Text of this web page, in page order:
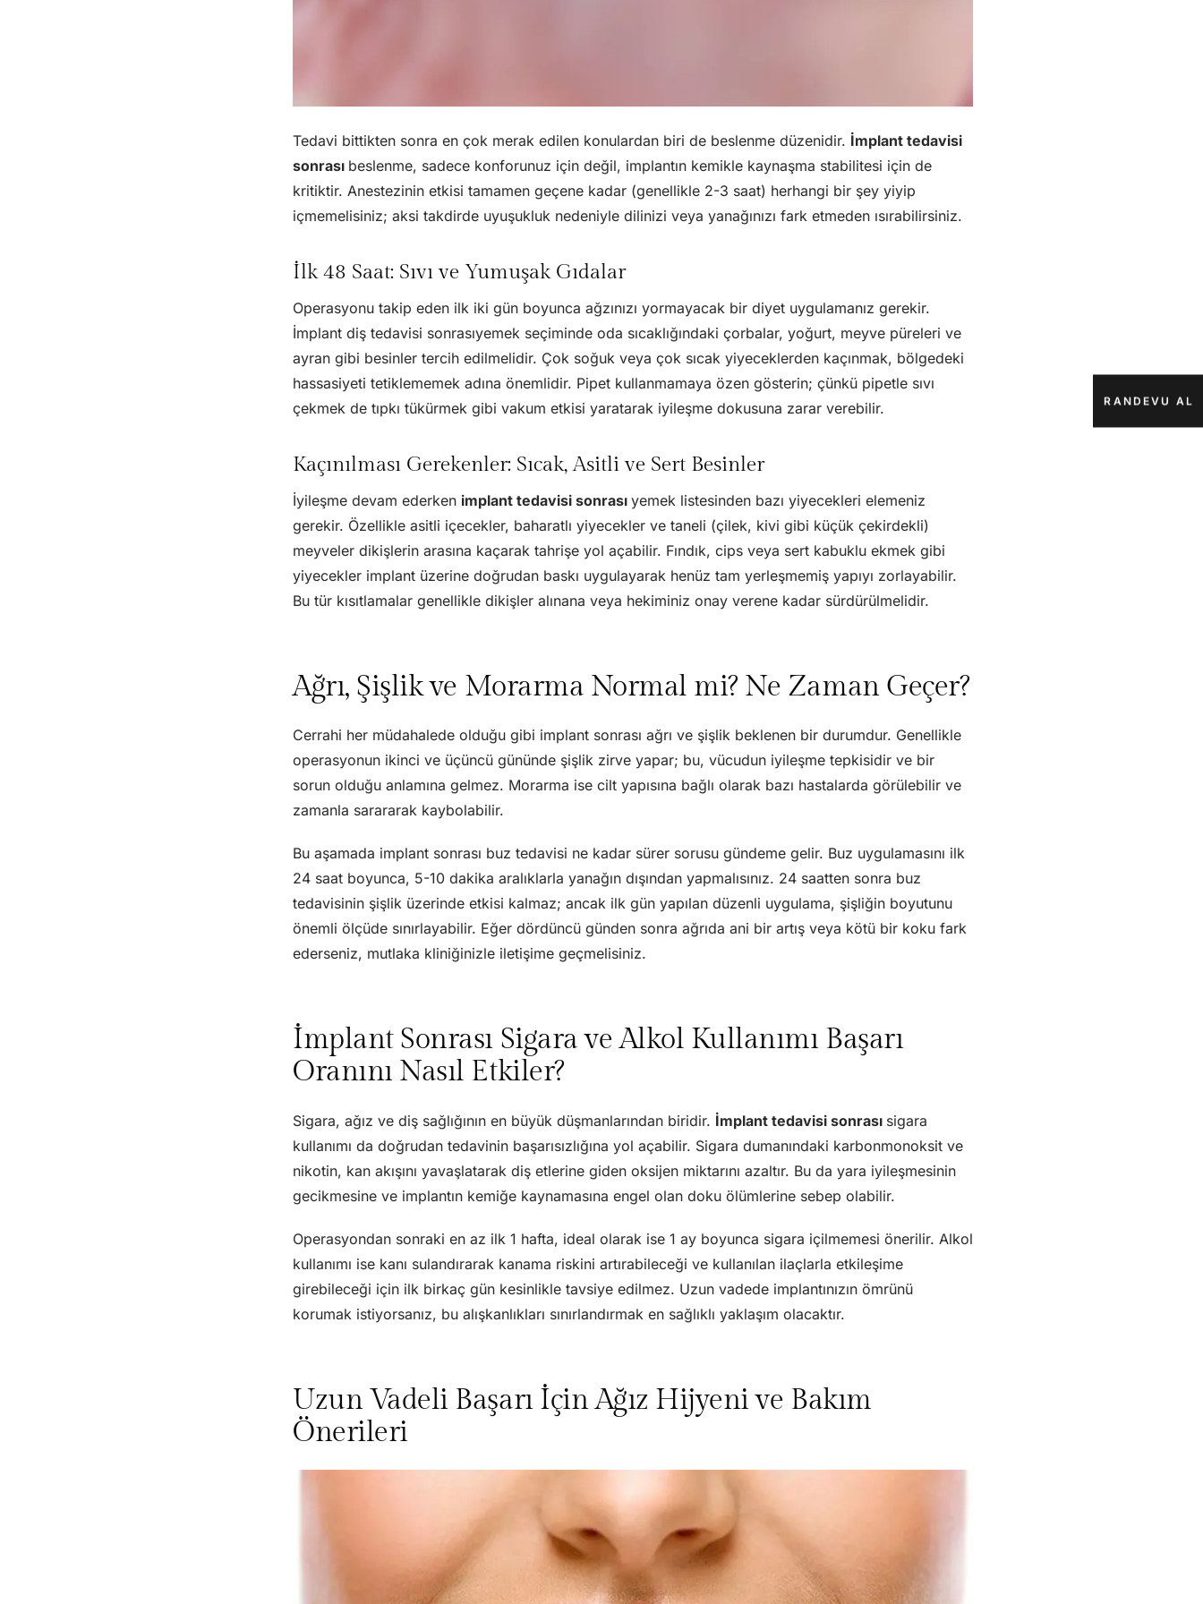
Tedavi bittikten sonra en çok merak edilen konulardan biri de beslenme düzenidir. İmplant tedavisi
sonrası beslenme, sadece konforunuz için değil, implantın kemikle kaynaşma stabilitesi için de
kritiktir. Anestezinin etkisi tamamen geçene kadar (genellikle 2-3 saat) herhangi bir şey yiyip
içmemelisiniz; aksi takdirde uyuşukluk nedeniyle dilinizi veya yanağınızı fark etmeden ısırabilirsiniz.
İlk 48 Saat: Sıvı ve Yumuşak Gıdalar
Operasyonu takip eden ilk iki gün boyunca ağzınızı yormayacak bir diyet uygulamanız gerekir.
İmplant diş tedavisi sonrasıyemek seçiminde oda sıcaklığındaki çorbalar, yoğurt, meyve püreleri ve
ayran gibi besinler tercih edilmelidir. Çok soğuk veya çok sıcak yiyeceklerden kaçınmak, bölgedeki
hassasiyeti tetiklememek adına önemlidir. Pipet kullanmamaya özen gösterin; çünkü pipetle sıvı
çekmek de tıpkı tükürmek gibi vakum etkisi yaratarak iyileşme dokusuna zarar verebilir.
Kaçınılması Gerekenler: Sıcak, Asitli ve Sert Besinler
İyileşme devam ederken implant tedavisi sonrasıyemek listesinden bazı yiyecekleri elemeniz
gerekir. Özellikle asitli içecekler, baharatlı yiyecekler ve taneli (çilek, kivi gibi küçük çekirdekli)
meyveler dikişlerin arasına kaçarak tahrişe yol açabilir. Fındık, cips veya sert kabuklu ekmek gibi
yiyecekler implant üzerine doğrudan baskı uygulayarak henüz tam yerleşmemiş yapıyı zorlayabilir.
Bu tür kısıtlamalar genellikle dikişler alınana veya hekiminiz onay verene kadar sürdürülmelidir.
Ağrı, Şişlik ve Morarma Normal mi? Ne Zaman Geçer?
Cerrahi her müdahalede olduğu gibi implant sonrası ağrı ve şişlik beklenen bir durumdur. Genellikle
operasyonun ikinci ve üçüncü gününde şişlik zirve yapar; bu, vücudun iyileşme tepkisidir ve bir
sorun olduğu anlamına gelmez. Morarma ise cilt yapısına bağlı olarak bazı hastalarda görülebilir ve
zamanla sarararak kaybolabilir.
Bu aşamada implant sonrası buz tedavisi ne kadar sürer sorusu gündeme gelir. Buz uygulamasını ilk
24 saat boyunca, 5-10 dakika aralıklarla yanağın dışından yapmalısınız. 24 saatten sonra buz
tedavisinin şişlik üzerinde etkisi kalmaz; ancak ilk gün yapılan düzenli uygulama, şişliğin boyutunu
önemli ölçüde sınırlayabilir. Eğer dördüncü günden sonra ağrıda ani bir artış veya kötü bir koku fark
ederseniz, mutlaka kliniğinizle iletişime geçmelisiniz.
İmplant Sonrası Sigara ve Alkol Kullanımı Başarı
Oranını Nasıl Etkiler?
Sigara, ağız ve diş sağlığının en büyük düşmanlarından biridir. İmplant tedavisi sonrası sigara
kullanımı da doğrudan tedavinin başarısızlığına yol açabilir. Sigara dumanındaki karbonmonoksit ve
nikotin, kan akışını yavaşlatarak diş etlerine giden oksijen miktarını azaltır. Bu da yara iyileşmesinin
gecikmesine ve implantın kemiğe kaynamasına engel olan doku ölümlerine sebep olabilir.
Operasyondan sonraki en az ilk 1 hafta, ideal olarak ise 1 ay boyunca sigara içilmemesi önerilir. Alkol
kullanımı ise kanı sulandırarak kanama riskini artırabileceği ve kullanılan ilaçlarla etkileşime
girebileceği için ilk birkaç gün kesinlikle tavsiye edilmez. Uzun vadede implantınızın ömrünü
korumak istiyorsanız, bu alışkanlıkları sınırlandırmak en sağlıklı yaklaşım olacaktır.
Uzun Vadeli Başarı İçin Ağız Hijyeni ve Bakım
Önerileri
RANDEVU AL